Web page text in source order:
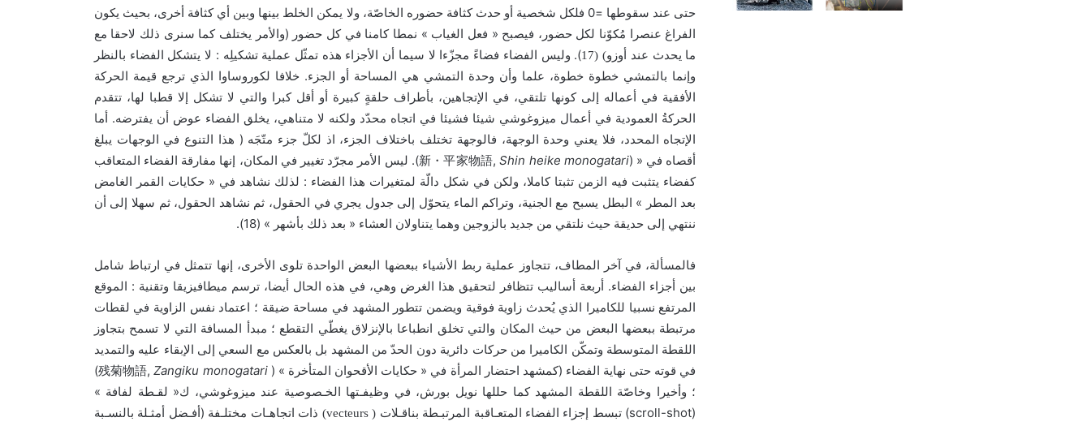
حتى عند سقوطها =0
فلكل شخصية أو حدث كثافة حضوره الخاصّة، ولا يمكن الخلط بينها وبين أي كثافة أخرى، بحيث يكون
الفراغ عنصرا مُكوّنا لكل حضور، فيصبح « فعل الغياب » نمطا كامنا في كل حضور (والأمر يختلف كما سنرى ذلك لاحقا مع
ما يحدث عند أوزو) (17
). وليس الفضاء فضاءً مجزّءا لا سيما أن الأجزاء هذه تمثّل عملية تشكيلِه : لا يتشكل الفضاء بالنظر
وإنما بالتمشي خطوة خطوة، علما وأن وحدة التمشي هي المساحة أو الجزء. خلافا لكوروساوا الذي ترجع قيمة الحركة
الأفقية في أعماله إلى كونها تلتقي، في الإتجاهين، بأطراف حلقةٍ كبيرة أو أقل كبرا والتي لا تشكل إلا قطبا لها، تتقدم
الحركةُ العمودية في أعمال ميزوغوشي شيئا فشيئا في اتجاه محدّد ولكنه لا متناهي، يخلق الفضاء عوض أن يفترضه. أما
الإتجاه المحدد، فلا يعني وحدة الوجهة، فالوجهة تختلف باختلاف الجزء، اذ لكلّ جزء متّجَه ( هذا التنوع في الوجهات يبلغ
أقصاه في « (
新・平家物語,Shin heike monogatari
). ليس الأمر مجرّد تغيير في المكان، إنها مفارقة الفضاء المتعاقب
كفضاء يتثبت فيه الزمن تثبتا كاملا، ولكن في شكل دالّة لمتغيرات هذا الفضاء : لذلك نشاهد في « حكايات القمر الغامض
بعد المطر
»
البطل يسبح مع الجنية، وتراكم الماء يتحوّل إلى جدول يجري في الحقول، ثم نشاهد الحقول، ثم سهلا إلى أن
ننتهي إلى حديقة حيث نلتقي من جديد بالزوجين وهما يتناولان العشاء « بعد ذلك بأشهر » (18).
فالمسألة، في آخر المطاف، تتجاوز عملية ربط الأشياء ببعضها البعض الواحدة تلوى الأخرى، إنها تتمثل في ارتباط شامل
بين أجزاء الفضاء. أربعة أساليب تتظافر لتحقيق هذا الغرض وهي، في هذه الحال أيضا، ترسم ميطافيزيقا وتقنية :
الموقع
المرتفع نسبيا للكاميرا الذي يُحدث زاوية فوقية ويضمن تتطور المشهد في مساحة ضيقة ؛ اعتماد نفس الزاوية في لقطات
مرتبطة ببعضها البعض من حيث المكان والتي تخلق انطباعا بالإنزلاق يغطّي التقطع ؛ مبدأ المسافة التي لا تسمح بتجاوز
اللقطة المتوسطة وتمكّن الكاميرا من حركات دائرية دون الحدّ من المشهد بل بالعكس مع السعي إلى الإبقاء عليه والتمديد
في قوته حتى نهاية الفضاء (كمشهد احتضار المرأة في « حكايات الأقحوان المتأخرة » (
残菊物語,Zangiku monogatari
)
؛ وأخيرا وخاصّة اللقطة المشهد كما حللها نويل بورش، في وظيفـتها الخـصوصية عند ميزوغوشي، ك« لقـطة لفافة »
(scroll-shot)
تبسط إجزاء الفضاء المتعـاقبة المرتبـطة بناقـلات ( vecteurs) ذات اتجاهـات مختلـفة ( أفـضل أمثـلة بالنسـبة